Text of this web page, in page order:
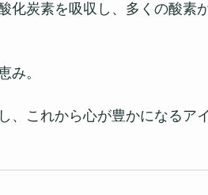
化炭素を吸収し、多くの酸素
み。
、これから心が豊かになるア